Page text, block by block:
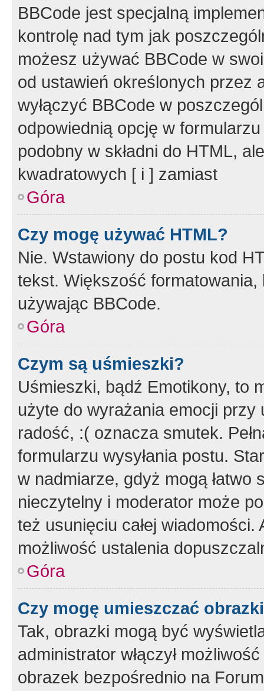
BBCode jest specjalną
kontrolę nad tym jak
możesz używać BBCode w
od ustawień określonych przez
wyłączyć BBCode w
odpowiednią opcję w
podobny w składni do HTML,
kwadratowych [ i ] zamiast
Góra
Czy mogę używać HTML?
Nie. Wstawiony do postu kod
tekst. Większość
używając BBCode.
Góra
Czym są uśmieszki?
Uśmieszki, bądź Emotikony, to
użyte do wyrażania emocji
radość, :( oznacza smutek.
formularzu wysyłania postu.
w nadmiarze, gdyż mogą
nieczytelny i moderator może
też usunięciu całej
możliwość ustalenia
Góra
Czy mogę umieszczać
Tak, obrazki mogą być
administrator włączył
obrazek bezpośrednio na